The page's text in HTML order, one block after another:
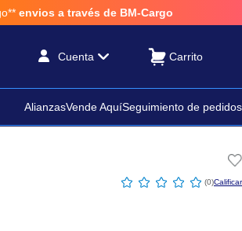
través de BM-Cargo
Cuenta
AlianzasVende AquíSeguimiento de pedidos
☆ ☆ ☆ ☆ ☆ (0)